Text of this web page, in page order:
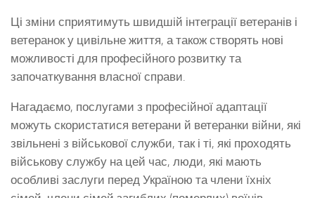
Ці зміни сприятимуть швидшій інтеграції ветеранів і
ветеранок у цивільне життя, а також створять нові
можливості для професійного розвитку та
започаткування власної справи.
Нагадаємо, послугами з професійної адаптації
можуть скористатися ветерани й ветеранки війни, які
звільнені з військової служби, так і ті, які проходять
військову службу на цей час, люди, які мають
особливі заслуги перед Україною та члени їхніх